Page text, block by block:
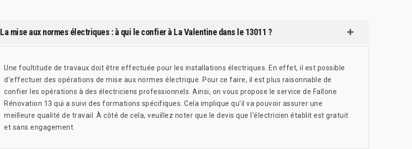
La mise aux normes électriques : à qui le confier à La Valentine dans le 13011 ?
Une foultitude de travaux doit être effectuée pour les installations électriques. En effet, il est possible
d'effectuer des opérations de mise aux normes électrique. Pour ce faire, il est plus raisonnable de
confier les opérations à des électriciens professionnels. Ainsi, on vous propose le service de Fallone
Rénovation 13 qui a suivi des formations spécifiques. Cela implique qu'il va pouvoir assurer une
meilleure qualité de travail. À côté de cela, veuillez noter que le devis que l'électricien établit est gratuit
et sans engagement.